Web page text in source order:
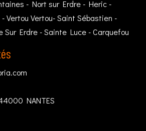
- Nort sur Erdre - Heric -
Vertou Vertou- Saint Sébastien -
Sur Erdre - Sainte Luce - Carquefou
NANTES